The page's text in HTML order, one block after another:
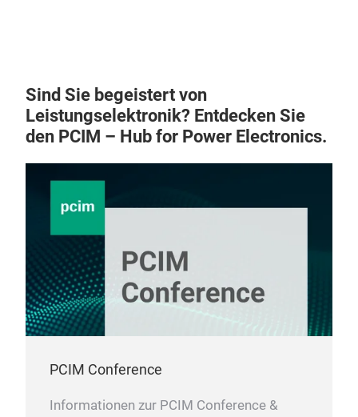
Sind Sie begeistert von
Leistungselektronik? Entdecken Sie
den PCIM – Hub for Power Electronics.
PCIM Conference
Informationen zur PCIM Conference &